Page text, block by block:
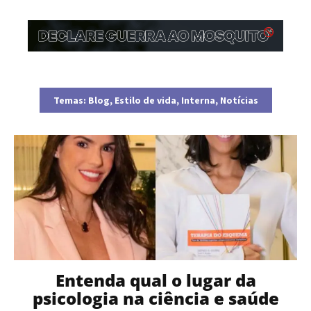
Temas: Blog, Estilo de vida, Interna, Notícias
Entenda qual o lugar da
psicologia na ciência e saúde